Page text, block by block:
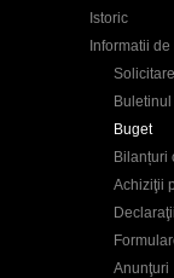
Istoric
Informatii
Buget
Bilanțuri
Achiziţii
Anunţuri